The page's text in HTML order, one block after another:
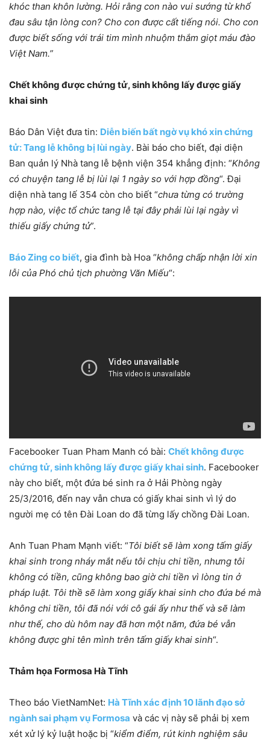
khóc than khôn lường. Hỏi rằng con nào vui sướng từ khổ
đau sâu tận lòng con? Cho con được cất tiếng nói. Cho con
được biết sống với trái tim mình nhuộm thắm giọt máu đào
Việt Nam.”
Chết không được chứng tử, sinh không lấy được giấy
khai sinh
Báo Dân Việt đưa tin: Diễn biến bất ngờ vụ khó xin chứng
tử: Tang lễ không bị lùi ngày. Bài báo cho biết, đại diện
Ban quản lý Nhà tang lễ bệnh viện 354 khẳng định: “Không
có chuyện tang lễ bị lùi lại 1 ngày so với hợp đồng“. Đại
diện nhà tang lế 354 còn cho biết “chưa từng có trường
hợp nào, việc tổ chức tang lễ tại đây phải lùi lại ngày vì
thiếu giấy chứng tử”.
Báo Zing co biết, gia đình bà Hoa “không chấp nhận lời xin
lỗi của Phó chủ tịch phường Văn Miếu“:
Facebooker Tuan Pham Manh có bài: Chết không được
chứng tử, sinh không lấy được giấy khai sinh. Facebooker
này cho biết, một đứa bé sinh ra ở Hải Phòng ngày
25/3/2016, đến nay vẫn chưa có giấy khai sinh vì lý do
người mẹ có tên Đài Loan do đã từng lấy chồng Đài Loan.
Anh Tuan Pham Mạnh viết: “Tôi biết sẽ làm xong tấm giấy
khai sinh trong nháy mắt nếu tôi chịu chi tiền, nhưng tôi
không có tiền, cũng không bao giờ chi tiền vì lòng tin ở
pháp luật. Tôi thề sẽ làm xong giấy khai sinh cho đứa bé mà
không chi tiền, tôi đã nói với cô gái ấy như thế và sẽ làm
như thế, cho dù hôm nay đã hơn một năm, đứa bé vẫn
không được ghi tên mình trên tấm giấy khai sinh“.
Thảm họa Formosa Hà Tĩnh
Theo báo VietNamNet: Hà Tĩnh xác định 10 lãnh đạo sở
ngành sai phạm vụ Formosa và các vị này sẽ phải bị xem
xét xử lý kỷ luật hoặc bị “kiểm điểm, rút kinh nghiệm sâu